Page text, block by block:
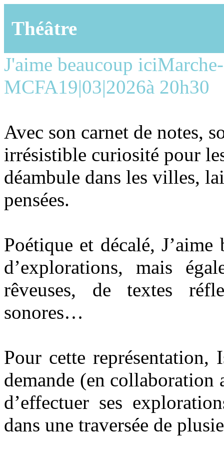
Théâtre
J'aime beaucoup ici
MCFA19|03|2026à 20h30
Avec son carnet de notes,
irrésistible curiosité pour
déambule dans les villes,
pensées.
Poétique et décalé,
d’explorations, mais
rêveuses, de textes
sonores…
Pour cette représentation,
demande (en
d’effectuer ses
dans une traversée de